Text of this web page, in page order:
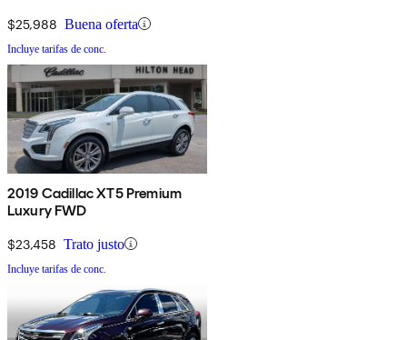
$25,988 Buena oferta
Incluye tarifas de conc.
2019 Cadillac XT5 Premium
Luxury FWD
$23,458 Trato justo
Incluye tarifas de conc.